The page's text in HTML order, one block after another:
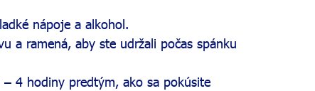
nápoje a alkohol.
a ramená, aby ste udržali počas spánku
4 hodiny predtým, ako sa pokúsite